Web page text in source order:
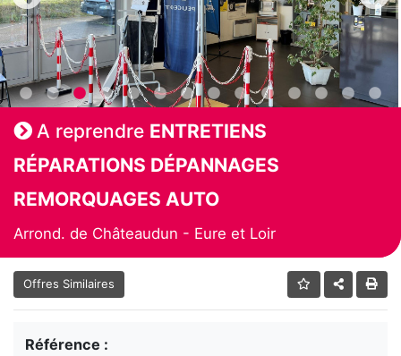
A reprendre ENTRETIENS
RÉPARATIONS DÉPANNAGES
REMORQUAGES AUTO
Arrond. de Châteaudun - Eure et Loir
Offres Similaires
Référence :